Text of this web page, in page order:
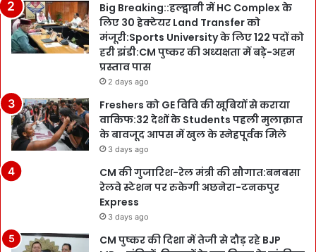
Big Breaking::हल्द्वानी में HC Complex के
लिए 30 हेक्टेयर Land Transfer को
मंजूरी:Sports University के लिए 122 पदों को
हरी झंडी:CM पुष्कर की अध्यक्षता में बड़े-अहम
प्रस्ताव पास
2 days ago
Freshers को GE विवि की खूबियों से कराया
वाकिफ:32 देशों के Students पहली मुलाक़ात
के बावजूद आपस में खुल के स्नेहपूर्वक मिले
3 days ago
CM की गुजारिश-रेल मंत्री की सौगात:बनबसा
रेलवे स्टेशन पर रुकेगी अछनेरा-टनकपुर
Express
3 days ago
CM पुष्कर की दिशा में तेजी से दौड़ रहे BJP